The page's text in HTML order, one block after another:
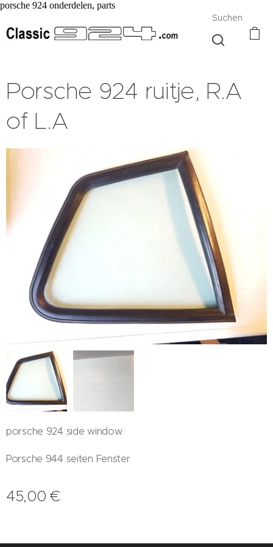
porsche 924 onderdelen, parts
Suchen
Porsche 924 ruitje, R.A
of L.A
porsche 924 side window
Porsche 944 seiten Fenster
45,00 €